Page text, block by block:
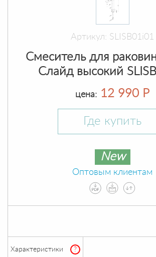
Артикул: SLISB01i01
Смеситель для
Слайд высокий
цена: 12 990 Р
Где купить
New
Оптовым клиентам
Характеристики ?